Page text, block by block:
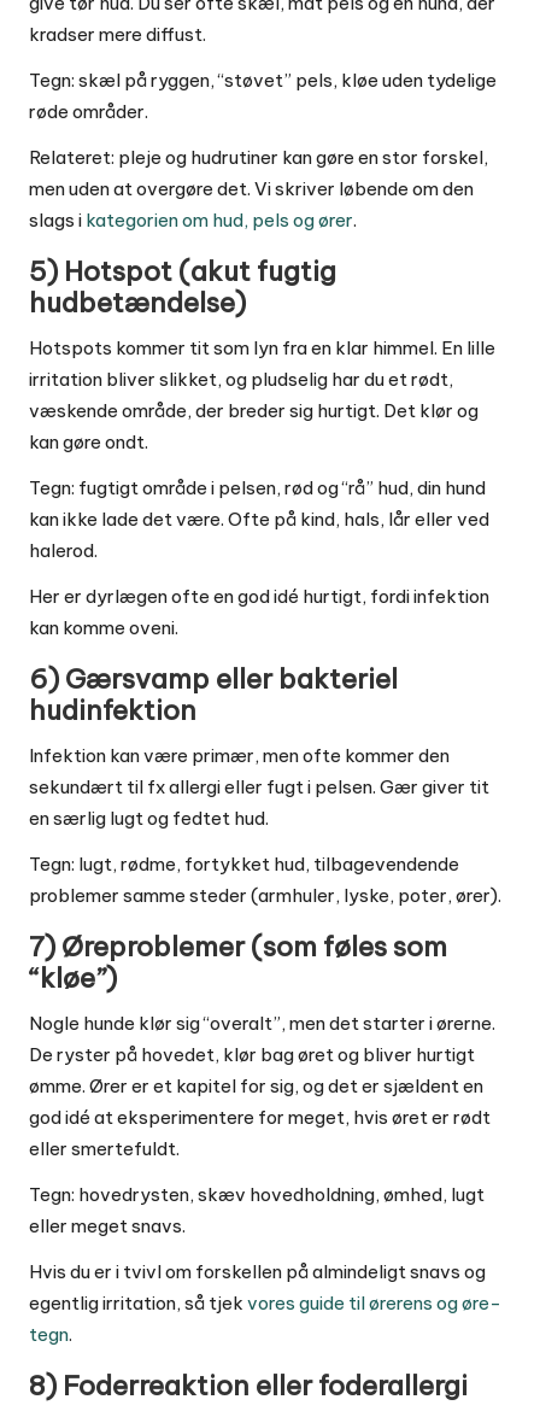
kradser mere diffust.
Tegn: skæl på ryggen, “støvet” pels, kløe uden tydelige
røde områder.
Relateret: pleje og hudrutiner kan gøre en stor forskel,
men uden at overgøre det. Vi skriver løbende om den
slags i kategorien om hud, pels og ører.
5) Hotspot (akut fugtig
hudbetændelse)
Hotspots kommer tit som lyn fra en klar himmel. En lille
irritation bliver slikket, og pludselig har du et rødt,
væskende område, der breder sig hurtigt. Det klør og
kan gøre ondt.
Tegn: fugtigt område i pelsen, rød og “rå” hud, din hund
kan ikke lade det være. Ofte på kind, hals, lår eller ved
halerod.
Her er dyrlægen ofte en god idé hurtigt, fordi infektion
kan komme oveni.
6) Gærsvamp eller bakteriel
hudinfektion
Infektion kan være primær, men ofte kommer den
sekundært til fx allergi eller fugt i pelsen. Gær giver tit
en særlig lugt og fedtet hud.
Tegn: lugt, rødme, fortykket hud, tilbagevendende
problemer samme steder (armhuler, lyske, poter, ører).
7) Øreproblemer (som føles som
“kløe”)
Nogle hunde klør sig “overalt”, men det starter i ørerne.
De ryster på hovedet, klør bag øret og bliver hurtigt
ømme. Ører er et kapitel for sig, og det er sjældent en
god idé at eksperimentere for meget, hvis øret er rødt
eller smertefuldt.
Tegn: hovedrysten, skæv hovedholdning, ømhed, lugt
eller meget snavs.
Hvis du er i tvivl om forskellen på almindeligt snavs og
egentlig irritation, så tjek vores guide til ørerens og øre-
tegn.
8) Foderreaktion eller foderallergi